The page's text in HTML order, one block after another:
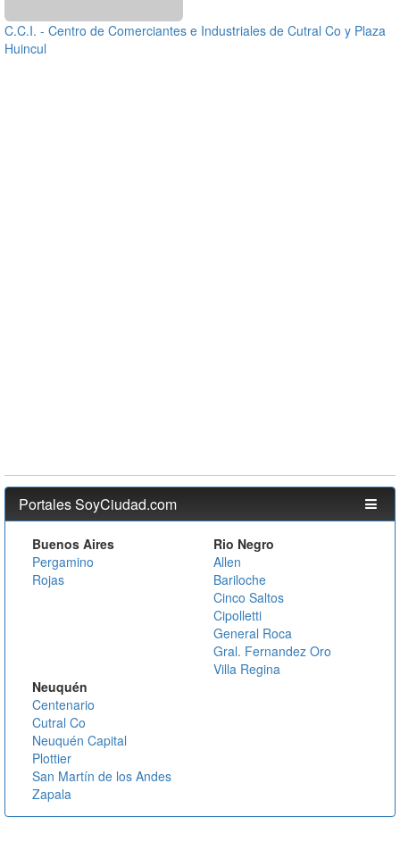
C.C.I. - Centro de Comerciantes e Industriales de Cutral Co y Plaza
Huincul
Portales SoyCiudad.com
Buenos Aires
Pergamino
Rojas
Rio Negro
Allen
Bariloche
Cinco Saltos
Cipolletti
General Roca
Gral. Fernandez Oro
Villa Regina
Neuquén
Centenario
Cutral Co
Neuquén Capital
Plottier
San Martín de los Andes
Zapala